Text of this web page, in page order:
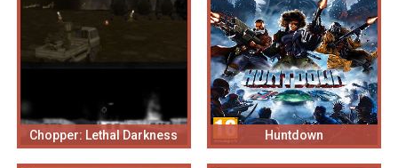
Chopper: Lethal Darkness Huntdown